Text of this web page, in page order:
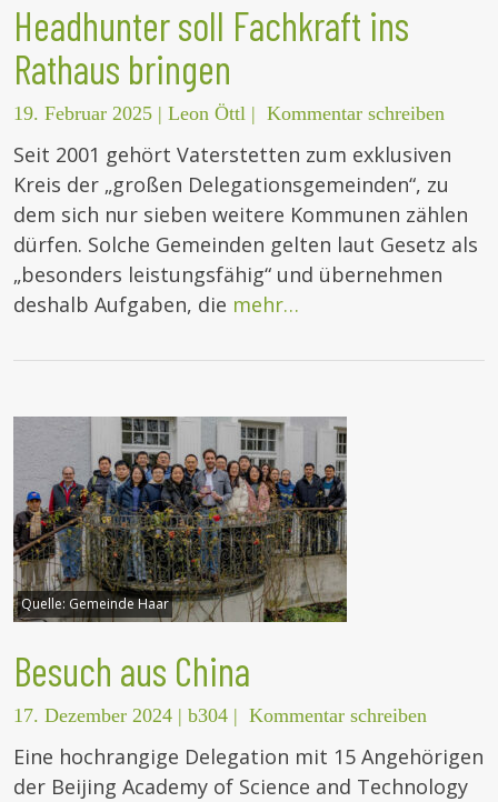
Headhunter soll Fachkraft ins
Rathaus bringen
19. Februar 2025 | Leon Öttl | Kommentar schreiben
Seit 2001 gehört Vaterstetten zum exklusiven
Kreis der „großen Delegationsgemeinden“, zu
dem sich nur sieben weitere Kommunen zählen
dürfen. Solche Gemeinden gelten laut Gesetz als
„besonders leistungsfähig“ und übernehmen
deshalb Aufgaben, die mehr…
Quelle: Gemeinde Haar
Besuch aus China
17. Dezember 2024 | b304 | Kommentar schreiben
Eine hochrangige Delegation mit 15 Angehörigen
der Beijing Academy of Science and Technology